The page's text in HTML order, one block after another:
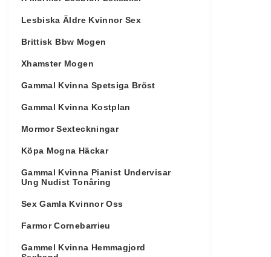
Lesbiska Äldre Kvinnor Sex
Brittisk Bbw Mogen
Xhamster Mogen
Gammal Kvinna Spetsiga Bröst
Gammal Kvinna Kostplan
Mormor Sexteckningar
Köpa Mogna Häckar
Gammal Kvinna Pianist Undervisar
Ung Nudist Tonåring
Sex Gamla Kvinnor Oss
Farmor Cornebarrieu
Gammel Kvinna Hemmagjord